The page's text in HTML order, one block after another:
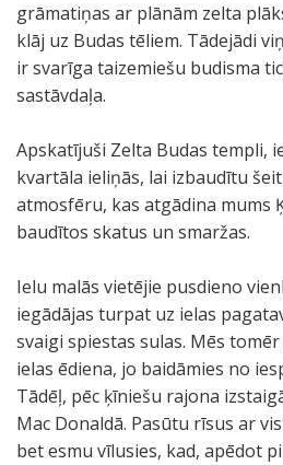
grāmatiņas ar plānām zelta
klāj uz Budas tēliem. Tādejādi
ir svarīga taizemiešu budisma
sastāvdaļa.
Apskatījuši Zelta Budas templi,
kvartāla ieliņās, lai izbaudītu
atmosfēru, kas atgādina mums
baudītos skatus un smaržas.
Ielu malās vietējie pusdieno
iegādājas turpat uz ielas
svaigi spiestas sulas. Mēs
ielas ēdiena, jo baidāmies no
Tādēļ, pēc ķīniešu rajona
Mac Donaldā. Pasūtu rīsus ar
bet esmu vīlusies, kad, apēdot